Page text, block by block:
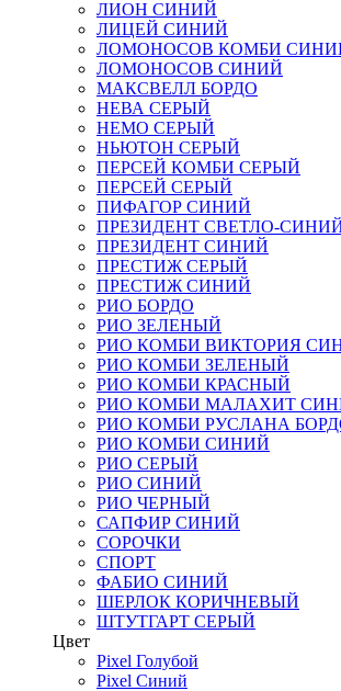
ЛИОН СИНИЙ
ЛИЦЕЙ СИНИЙ
ЛОМОНОСОВ КОМБИ
ЛОМОНОСОВ СИНИЙ
МАКСВЕЛЛ БОРДО
НЕВА СЕРЫЙ
НЕМО СЕРЫЙ
НЬЮТОН СЕРЫЙ
ПЕРСЕЙ КОМБИ СЕРЫЙ
ПЕРСЕЙ СЕРЫЙ
ПИФАГОР СИНИЙ
ПРЕЗИДЕНТ СВЕТЛО-
ПРЕЗИДЕНТ СИНИЙ
ПРЕСТИЖ СЕРЫЙ
ПРЕСТИЖ СИНИЙ
РИО БОРДО
РИО ЗЕЛЕНЫЙ
РИО КОМБИ ВИКТОРИЯ
РИО КОМБИ ЗЕЛЕНЫЙ
РИО КОМБИ КРАСНЫЙ
РИО КОМБИ МАЛАХИТ
РИО КОМБИ РУСЛАНА
РИО КОМБИ СИНИЙ
РИО СЕРЫЙ
РИО СИНИЙ
РИО ЧЕРНЫЙ
САПФИР СИНИЙ
СОРОЧКИ
СПОРТ
ФАБИО СИНИЙ
ШЕРЛОК КОРИЧНЕВЫЙ
ШТУТГАРТ СЕРЫЙ
Цвет
Pixel Голубой
Pixel Синий